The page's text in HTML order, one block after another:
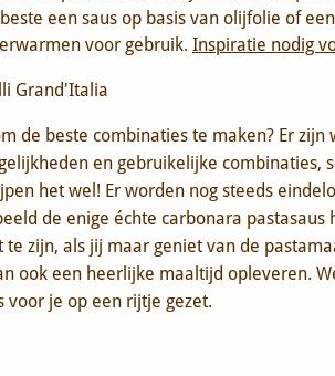
een saus op basis van olijfolie of
voor gebruik. Inspiratie nodig
de beste combinaties te maken? Er zijn
en gebruikelijke combinaties,
het wel! Er worden nog steeds
de enige échte carbonara pastasaus
zijn, als jij maar geniet van de
ook een heerlijke maaltijd opleveren.
voor je op een rijtje gezet.